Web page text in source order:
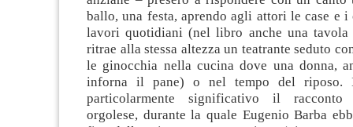
ballo, una festa, aprendo agli attori le case e
lavori quotidiani (nel libro anche una tavola
ritrae alla stessa altezza un teatrante seduto
le ginocchia nella cucina dove una donna,
inforna il pane) o nel tempo del riposo.
particolarmente significativo il racconto
orgolese, durante la quale Eugenio Barba